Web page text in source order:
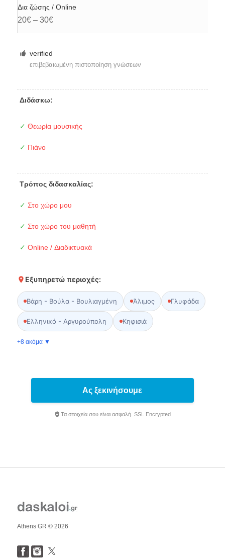
Δια ζώσης / Online
20€ – 30€
verified
επιβεβαιωμένη πιστοποίηση γνώσεων
Διδάσκω:
✓ Θεωρία μουσικής
✓ Πιάνο
Τρόπος διδασκαλίας:
✓ Στο χώρο μου
✓ Στο χώρο του μαθητή
✓ Online / Διαδικτυακά
Εξυπηρετώ περιοχές:
Βάρη - Βούλα - Βουλιαγμένη Άλιμος Γλυφάδα
Ελληνικό - Αργυρούπολη Κηφισιά
+8 ακόμα ▼
Ας ξεκινήσουμε
Τα στοιχεία σου είναι ασφαλή. SSL Encrypted
Athens GR © 2026